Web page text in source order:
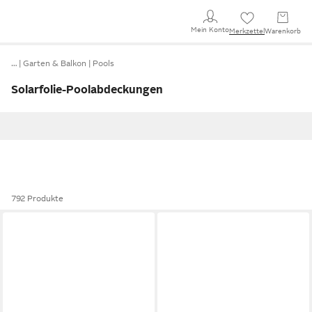
Mein KontoMerkzettel Warenkorb
… Garten & Balkon Pools
Solarfolie-Poolabdeckungen
792 Produkte